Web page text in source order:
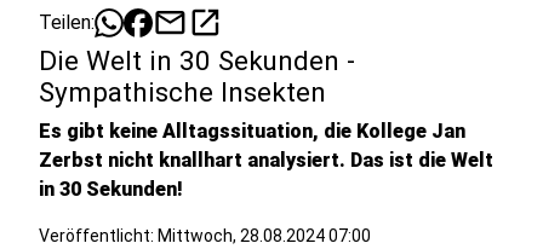
Teilen: mailopen_in_new
Die Welt in 30 Sekunden -
Sympathische Insekten
Es gibt keine Alltagssituation, die Kollege Jan
Zerbst nicht knallhart analysiert. Das ist die Welt
in 30 Sekunden!
Veröffentlicht: Mittwoch, 28.08.2024 07:00